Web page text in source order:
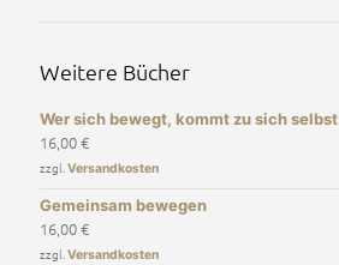
Weitere Bücher
Wer sich bewegt, kommt zu sich selbst
16,00€
zzgl.Versandkosten
Gemeinsam bewegen
16,00€
zzgl.Versandkosten